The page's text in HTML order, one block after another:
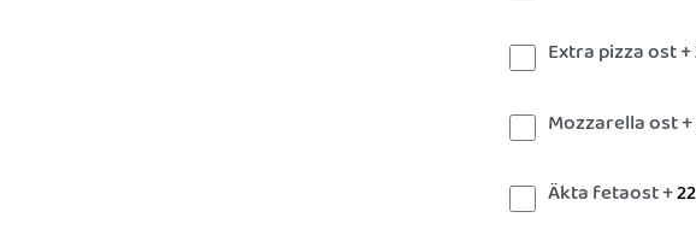
Extra pizza ost +
Mozzarella ost +
Äkta fetaost +22